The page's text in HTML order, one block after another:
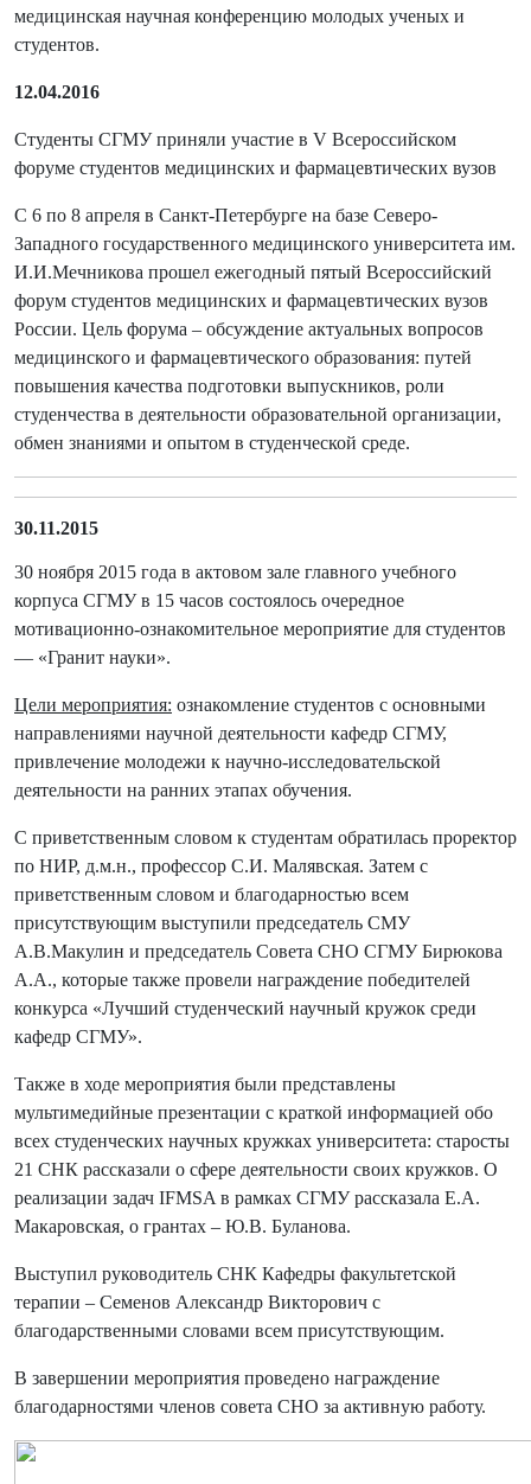
медицинская научная конференцию молодых ученых и
студентов.
12.04.2016
Студенты СГМУ приняли участие в V Всероссийском
форуме студентов медицинских и фармацевтических вузов
С 6 по 8 апреля в Санкт-Петербурге на базе Северо-
Западного государственного медицинского университета им.
И.И.Мечникова прошел ежегодный пятый Всероссийский
форум студентов медицинских и фармацевтических вузов
России. Цель форума – обсуждение актуальных вопросов
медицинского и фармацевтического образования: путей
повышения качества подготовки выпускников, роли
студенчества в деятельности образовательной организации,
обмен знаниями и опытом в студенческой среде.
30.11.2015
30 ноября 2015 года в актовом зале главного учебного
корпуса СГМУ в 15 часов состоялось очередное
мотивационно-ознакомительное мероприятие для студентов
— «Гранит науки».
Цели мероприятия: ознакомление студентов с основными
направлениями научной деятельности кафедр СГМУ,
привлечение молодежи к научно-исследовательской
деятельности на ранних этапах обучения.
С приветственным словом к студентам обратилась проректор
по НИР, д.м.н., профессор С.И. Малявская. Затем с
приветственным словом и благодарностью всем
присутствующим выступили председатель СМУ
А.В.Макулин и председатель Совета СНО СГМУ Бирюкова
А.А., которые также провели награждение победителей
конкурса «Лучший студенческий научный кружок среди
кафедр СГМУ».
Также в ходе мероприятия были представлены
мультимедийные презентации с краткой информацией обо
всех студенческих научных кружках университета: старосты
21 СНК рассказали о сфере деятельности своих кружков. О
реализации задач IFMSA в рамках СГМУ рассказала Е.А.
Макаровская, о грантах – Ю.В. Буланова.
Выступил руководитель СНК Кафедры факультетской
терапии – Семенов Александр Викторович с
благодарственными словами всем присутствующим.
В завершении мероприятия проведено награждение
благодарностями членов совета СНО за активную работу.